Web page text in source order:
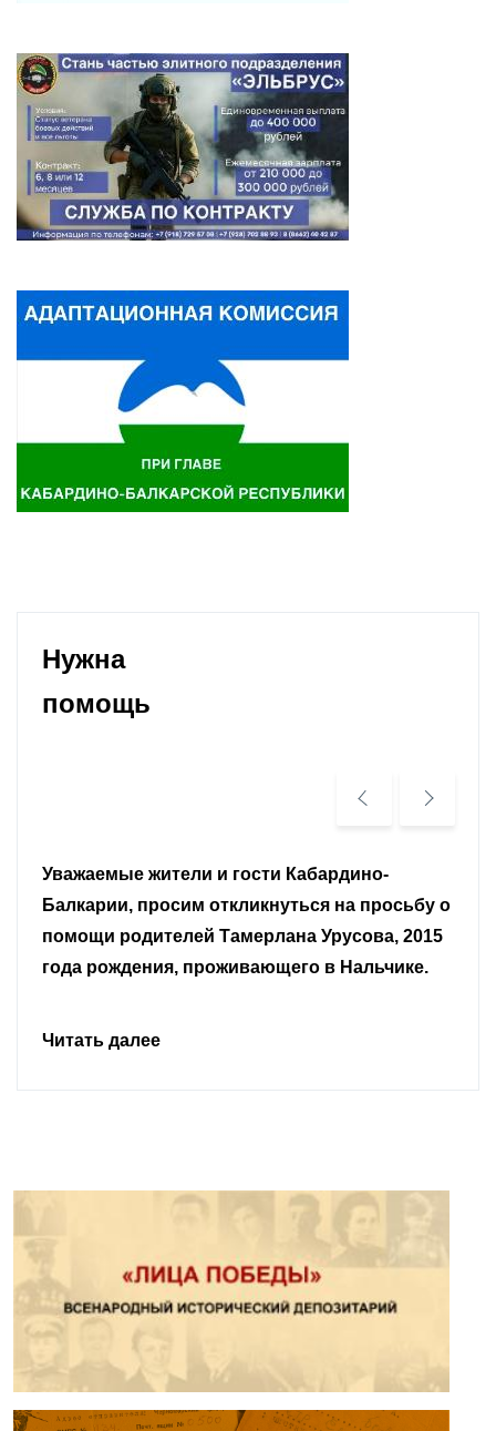
Нужна
помощь
Уважаемые земляки и все неравнодушные
граждане.
Читать далее